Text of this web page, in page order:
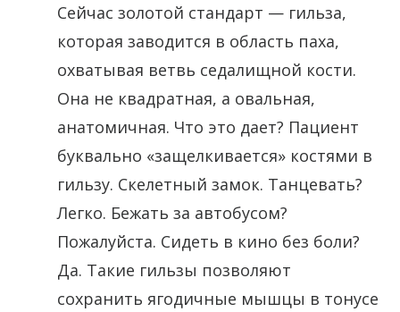
Сейчас золотой стандарт — гильза,
которая заводится в область паха,
охватывая ветвь седалищной кости.
Она не квадратная, а овальная,
анатомичная. Что это дает? Пациент
буквально «защелкивается» костями в
гильзу. Скелетный замок. Танцевать?
Легко. Бежать за автобусом?
Пожалуйста. Сидеть в кино без боли?
Да. Такие гильзы позволяют
сохранить ягодичные мышцы в тонусе